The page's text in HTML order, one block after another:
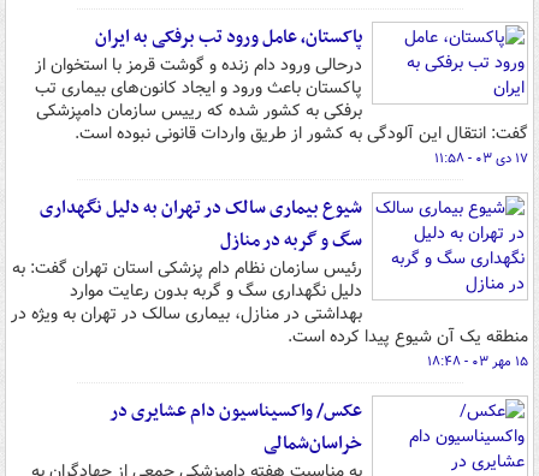
پاکستان، عامل ورود تب برفکی به ایران
درحالی ورود دام زنده و گوشت قرمز با استخوان از
پاکستان باعث ورود و ایجاد کانون‌های بیماری تب
برفکی به کشور شده که رییس سازمان دامپزشکی
گفت: انتقال این آلودگی به کشور از طریق واردات قانونی نبوده است.
۱۷ دی ۰۳ - ۱۱:۵۸
شیوع بیماری سالک در تهران به دلیل نگهداری
سگ و گربه در منازل
رئیس سازمان نظام دام پزشکی استان تهران گفت: به
دلیل نگهداری سگ و گربه بدون رعایت موارد
بهداشتی در منازل، بیماری سالک در تهران به ویژه در
منطقه یک آن شیوع پیدا کرده است.
۱۵ مهر ۰۳ - ۱۸:۴۸
عکس/ واکسیناسیون دام عشایری در
خراسان‌شمالی